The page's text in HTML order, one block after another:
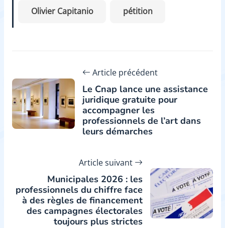
Olivier Capitanio pétition
Article précédent
Le Cnap lance une assistance
juridique gratuite pour
accompagner les
professionnels de l’art dans
leurs démarches
Article suivant
Municipales 2026 : les
professionnels du chiffre face
à des règles de financement
des campagnes électorales
toujours plus strictes